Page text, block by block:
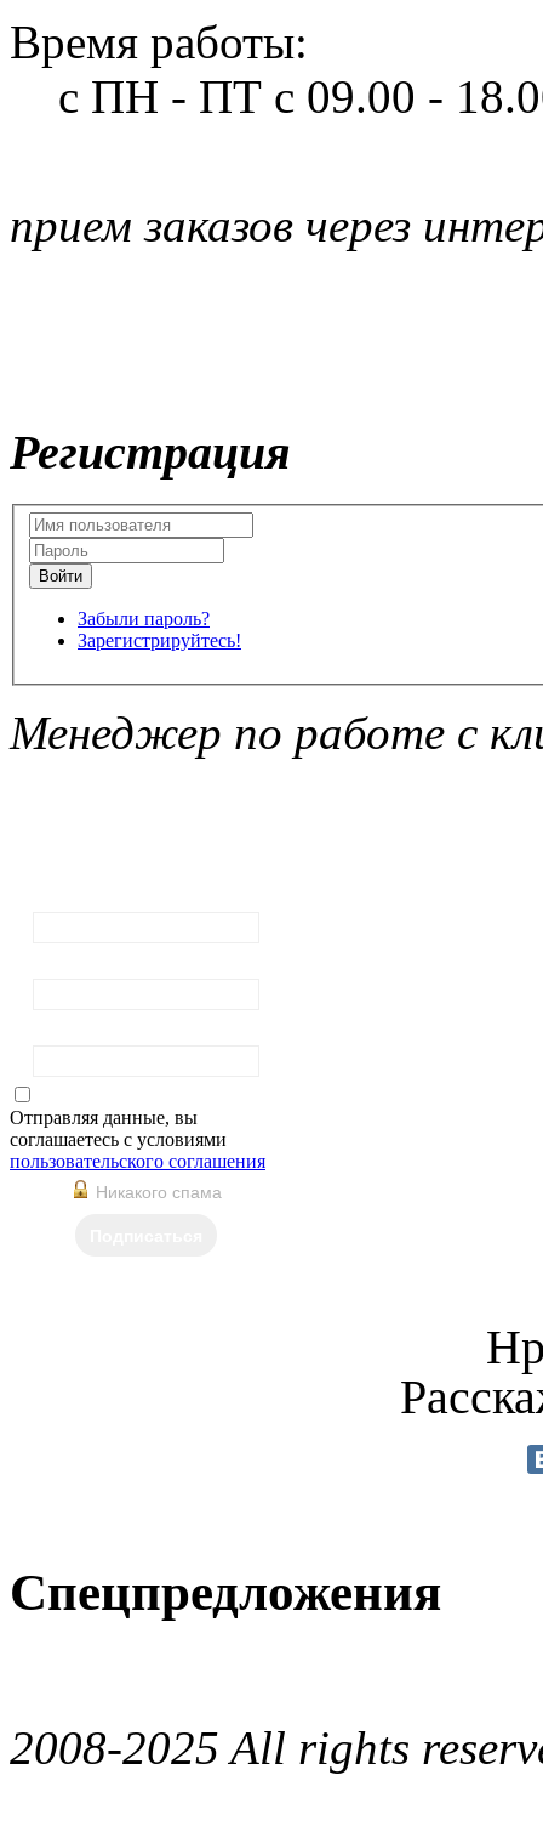
Время работы:
с ПН - ПТ с 09.00 -
прием заказов через
Регистрация
Забыли пароль?
Зарегистрируйтесь!
Менеджер по работе с
Отправляя данные, вы
соглашаетесь с условиями
пользовательского соглашения
Никакого спама
Спецпредложения
2008-2025 All rights